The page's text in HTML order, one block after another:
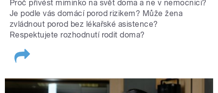
Proč přivést miminko na svět doma a ne v nemocnici?
Je podle vás domácí porod rizikem? Může žena
zvládnout porod bez lékařské asistence?
Respektujete rozhodnutí rodit doma?